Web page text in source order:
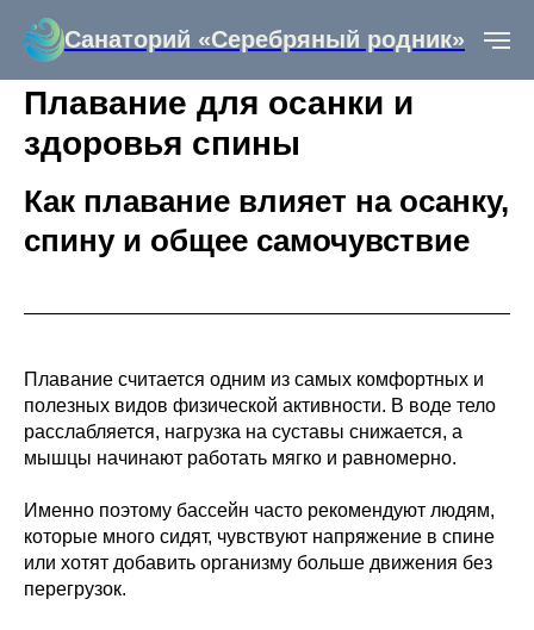
Санаторий «Серебряный родник»
Плавание для осанки и
здоровья спины
Как плавание влияет на осанку,
спину и общее самочувствие
Плавание считается одним из самых комфортных и
полезных видов физической активности. В воде тело
расслабляется, нагрузка на суставы снижается, а
мышцы начинают работать мягко и равномерно.
Именно поэтому бассейн часто рекомендуют людям,
которые много сидят, чувствуют напряжение в спине
или хотят добавить организму больше движения без
перегрузок.